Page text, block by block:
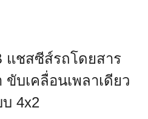
แชสซีส์รถโดยสาร
ขับเคลื่อนเพลาเดียว
4x2